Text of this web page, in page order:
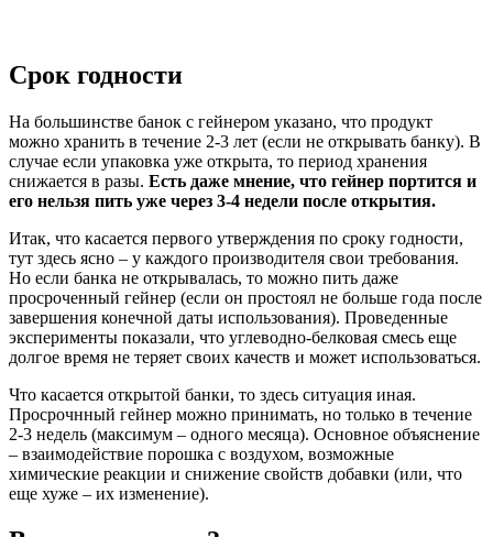
Срок годности
На большинстве банок с гейнером указано, что продукт
можно хранить в течение 2-3 лет (если не открывать банку). В
случае если упаковка уже открыта, то период хранения
снижается в разы. Есть даже мнение, что гейнер портится и
его нельзя пить уже через 3-4 недели после открытия.
Итак, что касается первого утверждения по сроку годности,
тут здесь ясно – у каждого производителя свои требования.
Но если банка не открывалась, то можно пить даже
просроченный гейнер (если он простоял не больше года после
завершения конечной даты использования). Проведенные
эксперименты показали, что углеводно-белковая смесь еще
долгое время не теряет своих качеств и может использоваться.
Что касается открытой банки, то здесь ситуация иная.
Просрочнный гейнер можно принимать, но только в течение
2-3 недель (максимум – одного месяца). Основное объяснение
– взаимодействие порошка с воздухом, возможные
химические реакции и снижение свойств добавки (или, что
еще хуже – их изменение).